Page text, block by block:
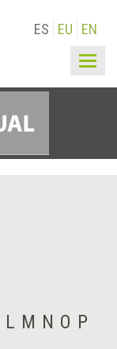
ES EU EN
L M N O P